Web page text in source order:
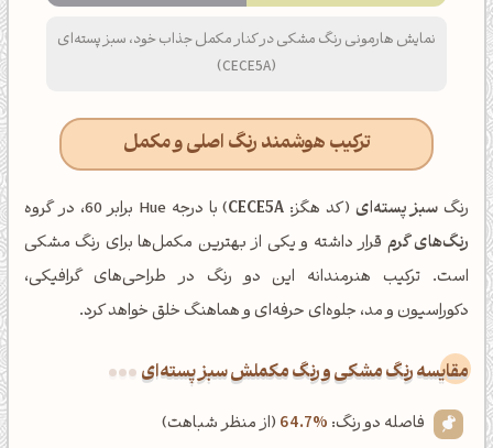
نمایش هارمونی رنگ مشکی در کنار مکمل جذاب خود، سبز پسته‌ای
(CECE5A)
ترکیب هوشمند رنگ اصلی و مکمل
رنگ سبز پسته‌ای (کد هگز: CECE5A) با درجه Hue برابر 60، در گروه
رنگ‌های گرم قرار داشته و یکی از بهترین مکمل‌ها برای رنگ مشکی
است. ترکیب هنرمندانه این دو رنگ در طراحی‌های گرافیکی،
دکوراسیون و مد، جلوه‌ای حرفه‌ای و هماهنگ خلق خواهد کرد.
‌مقایسه رنگ مشکی و رنگ مکملش سبز پسته‌ای
فاصله دو رنگ: 64.7% (از منظر شباهت)